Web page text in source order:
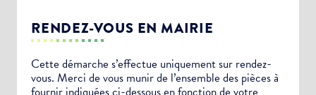
RENDEZ-VOUS EN MAIRIE
Cette démarche s’effectue uniquement sur rendez-
vous. Merci de vous munir de l’ensemble des pièces à